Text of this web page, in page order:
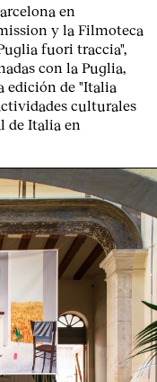
en
y la Filmoteca
fuori traccia",
con la Puglia
edición de "Italia
culturales
de Italia en